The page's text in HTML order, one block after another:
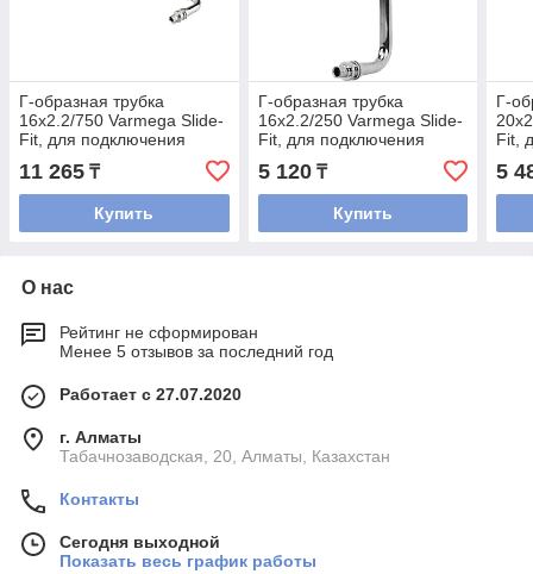
Г-образная трубка
16х2.2/750 Varmega Slide-
Fit, для подключения
радиатора
11 265 ₸
Купить
Г-образная трубка
16х2.2/250 Varmega Slide-
Fit, для подключения
радиатора
5 120₸
Купить
Г-
Fit,
5
О нас
Рейтинг не сформирован
Менее 5 отзывов за последний год
Работает с 27.07.2020
г. Алматы
Табачнозаводская, 20, Алматы, Казахстан
Контакты
Сегодня выходной
Показать весь график работы